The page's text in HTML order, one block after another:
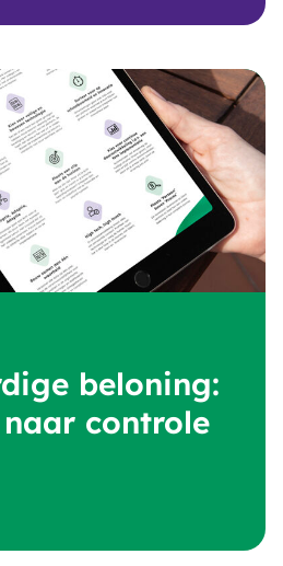
beloning:
controle